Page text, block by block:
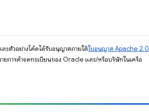
ละตัวอย่างโค้ดได้รับอนุญาตภายใต้ใบอนุญาต Apache 2.0
ยการค้าจดทะเบียนของ Oracle และ/หรือบริษัทในเครือ